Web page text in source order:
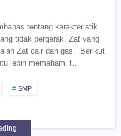
tentang karakteristik
tidak bergerak. Zat yang
Zat cair dan gas. Berikut
lebih memahami t…
SMP